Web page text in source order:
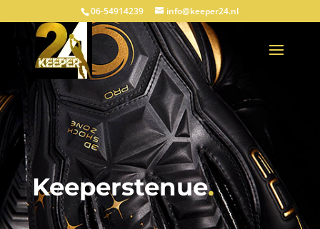
06-54914239 info@keeper24.nl
Keeperstenue.